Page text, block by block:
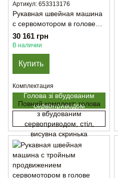
Артикул: 653313176
Рукавная швейная машина
с сервомотором в голове
GOLDEN LEAD GL-246D
(под Окантователь )
30 161 грн
В наличии
Купить
Комплектация
Голова зі вбудованим
сервоприводом
Повний комплект: голова
з вбудованим
сервоприводом, стіл,
висувна скринька